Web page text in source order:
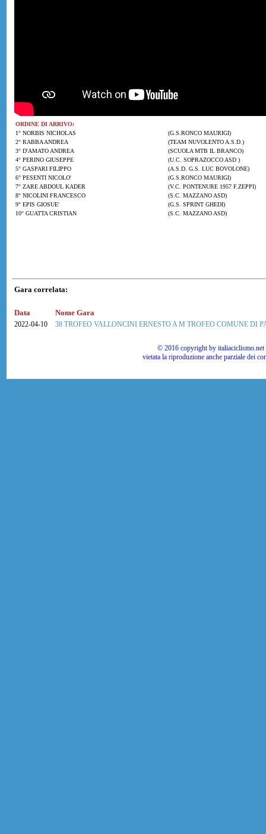
ORDINE DI ARRIVO:
1° NORBIS NICHOLAS
(G.S.RONCO MAURIGI)
2° RABBA ANDREA
(TEAM NUVOLENTO A.S.D.)
3° D'AMATO ANDREA
(SCUOLA MTB IL BRANCO)
4° PERINO GIUSEPPE
(U.C. SOPRAZOCCO ASD )
5° GASPARI FILIPPO
(A.S.D. G.S. LUC BOVOLONE)
6° PESENTI NICOLO'
(G.S.RONCO MAURIGI)
7° ZARE ABDOUL KADER
(V.C. PONTENURE 1957 F.ZEPPI)
8° NICOLINI FRANCESCO
(S.C. MAZZANO ASD)
9° EPIS GIOSUE'
(G.S. SPRINT GHEDI)
10° GUATTA CRISTIAN
(S.C. MAZZANO ASD)
Gara correlata:
Data Nome Gara
2022-04-10 38 TROFEO VALLONCINI ERNESTO A M TROFEO COMUNE DI
© 2016 copyright by
vietata la riproduzione anche parziale dei